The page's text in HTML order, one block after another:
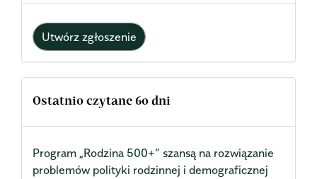
Utwórz zgłoszenie
Ostatnio czytane 60 dni
Program „Rodzina 500+” szansą na rozwiązanie
problemów polityki rodzinnej i demograficznej